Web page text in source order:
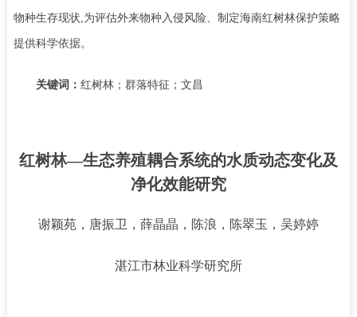
物种生存现状,为评估外来物种入侵风险、制定海南红树林保护策略
提供科学依据。
关键词： 红树林；群落特征；文昌
红树林—生态养殖耦合系统的水质动态变化及
净化效能研究
谢颖苑，唐振卫，薛晶晶，陈浪，陈翠玉，吴婷婷
湛江市林业科学研究所